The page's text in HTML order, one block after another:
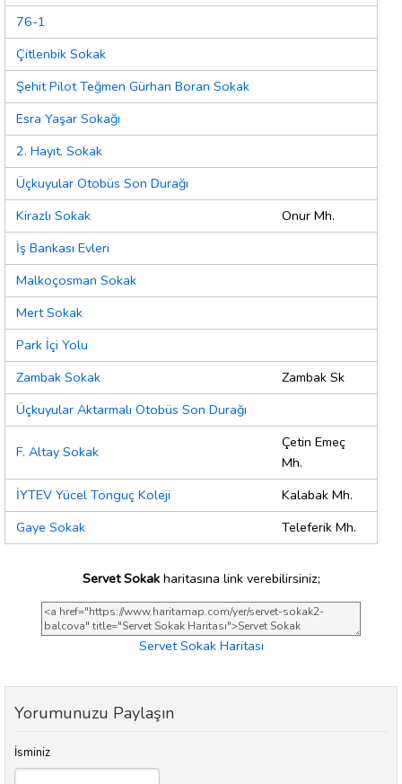
76-1
Çitlenbik Sokak
Şehit Pilot Teğmen Gürhan Boran Sokak
Esra Yaşar Sokağı
2. Hayıt. Sokak
Üçkuyular Otobüs Son Durağı
Kirazlı Sokak
Onur Mh.
İş Bankası Evleri
Malkoçosman Sokak
Mert Sokak
Park İçi Yolu
Zambak Sokak
Zambak Sk
Üçkuyular Aktarmalı Otobüs Son Durağı
F. Altay Sokak
Çetin Emeç
Mh.
İYTEV Yücel Tonguç Koleji
Kalabak Mh.
Gaye Sokak
Teleferik Mh.
Servet Sokakharitasına link verebilirsiniz;
Servet Sokak Haritası
Yorumunuzu Paylaşın
İsminiz